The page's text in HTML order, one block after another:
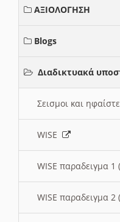
ΑΞΙΟΛΟΓΗΣΗ
Blogs
Διαδικτυακά
Σεισμοι και
WISE
WISE παραδειγμα 1
WISE παραδειγμα 2